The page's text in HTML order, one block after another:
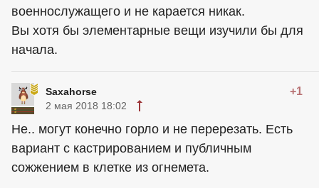
военнослужащего и не карается никак.
Вы хотя бы элементарные вещи изучили бы для
начала.
Saxahorse +1
2 мая 2018 18:02
Не.. могут конечно горло и не перерезать. Есть
вариант с кастрированием и публичным
сожжением в клетке из огнемета.